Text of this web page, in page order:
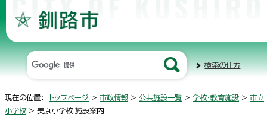
検索の仕方
現在の位置： トップページ > 市政情報 > 公共施設一覧 > 学校・教育施設 > 市立
小学校> 美原小学校 施設案内